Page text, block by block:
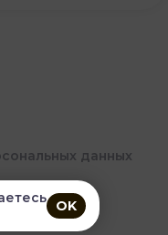
данных
OK